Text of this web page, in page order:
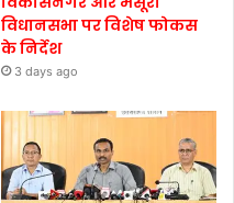
विधानसभा पर विशेष फोकस
के निर्देश
3 days ago